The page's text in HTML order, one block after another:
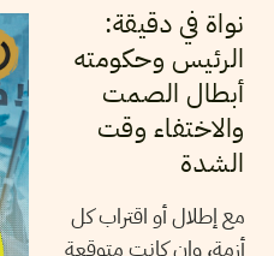
نواة في دقيقة:
الرئيس وحكومته
أبطال الصمت
والاختفاء وقت
الشدة
مع إطلال أو اقتراب كل
أزمة، وان كانت متوقعة